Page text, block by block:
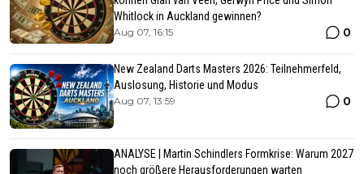
Whitlock in Auckland gewinnen?
Aug 07, 16:15 0
New Zealand Darts Masters 2026: Teilnehmerfeld,
Auslosung, Historie und Modus
Aug 07, 13:59 0
ANALYSE | Martin Schindlers Formkrise: Warum 2027
noch größere Herausforderungen warten